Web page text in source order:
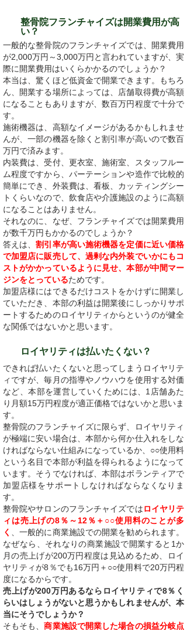
​整骨院フランチャイズは開業費用が高
い？
一般的な整骨院のフランチャイズでは、開業費用
が2,000万円～3,000万円と言われていますが、実
際に開業費用はいくらかかるのでしょうか？
本当は、驚くほど低資金で開業できます。もちろ
ん、開業する場所によっては、店舗取得費が高額
になることもありますが、数百万円程度で十分で
す。
施術機器は、高額なイメージがあるかもしれませ
んが、一部の機器を除くと割引率が高いので数百
万円で済みます。
内装費は、受付、更衣室、施術室、スタッフルー
ム程度ですから、パーテーションや造作で比較的
簡単にでき、外装費は、看板、カッティングシー
トくらいなので、飲食店や介護施設のように高額
になることはありません。
それなのに、なぜ、フランチャイズでは開業費用
が数千万円もかかるのでしょうか？
答えは、割引率が高い施術機器を定価に近い価格
で加盟店に販売して、過剰な内外装でいかにもコ
ストがかかっているように見せ、本部が中間マー
ジンをとっているためです。
加盟店様にはできるだけコストをかけずに開業し
ていただき、本部の利益は開業後にしっかりサポ
ートするためのロイヤリティからというのが健全
な関係ではないかと思います。
ロイヤリティは払いたくない？
できれば払いたくないと思ってしまうロイヤリテ
ィですが、毎月の指導やノウハウを使用する対価
など、本部を運営していくためには、1店舗あた
り月額15万円程度が適正価格ではないかと思いま
す。
整骨院のフランチャイズに限らず、ロイヤリティ
が極端に安い場合は、本部から何か仕入れをしな
ければならない仕組みになっているか、○○使用料
という名目で本部が利益を得られるようになって
います。そうでなければ、本部はボランティアで
加盟店様をサポートしなければならなくなりま
す。
整骨院やサロンのフランチャイズではロイヤリテ
ィは売上げの8％～12％＋○○使用料のことが多
く
、一般的に商業施設での開業を勧められます。
なぜなら、それなりの商業施設で開業すると1か
月の売上げが200万円程度は見込めるため、ロイ
ヤリティが8％でも16万円＋○○使用料で20万円程
度になるからです。
売上げが200万円あるならロイヤリティで8％く
らいはしょうがないと思うかもしれませんが、本
当にそうでしょうか？
そもそも、商業施設で開業した場合の損益分岐点